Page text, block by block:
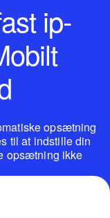
ip-
opsætning
til at indstille din
opsætning ikke